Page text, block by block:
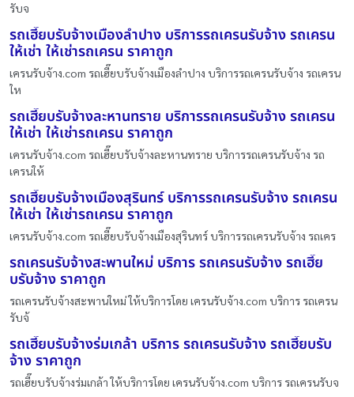
รับจ
รถเฮี๊ยบรับจ้างเมืองลำปาง บริการรถเครนรับจ้าง รถเครน
ให้เช่า ให้เช่ารถเครน ราคาถูก
เครนรับจ้าง.com รถเฮี๊ยบรับจ้างเมืองลำปาง บริการรถเครนรับจ้าง รถเครน
ให
รถเฮี๊ยบรับจ้างละหานทราย บริการรถเครนรับจ้าง รถเครน
ให้เช่า ให้เช่ารถเครน ราคาถูก
เครนรับจ้าง.com รถเฮี๊ยบรับจ้างละหานทราย บริการรถเครนรับจ้าง รถ
เครนให้
รถเฮี๊ยบรับจ้างเมืองสุรินทร์ บริการรถเครนรับจ้าง รถเครน
ให้เช่า ให้เช่ารถเครน ราคาถูก
เครนรับจ้าง.com รถเฮี๊ยบรับจ้างเมืองสุรินทร์ บริการรถเครนรับจ้าง รถเคร
รถเครนรับจ้างสะพานใหม่ บริการ รถเครนรับจ้าง รถเฮี๊ย
บรับจ้าง ราคาถูก
รถเครนรับจ้างสะพานใหม่ ให้บริการโดย เครนรับจ้าง.com บริการ รถเครน
รับจ้
รถเฮี๊ยบรับจ้างร่มเกล้า บริการ รถเครนรับจ้าง รถเฮี๊ยบรับ
จ้าง ราคาถูก
รถเฮี๊ยบรับจ้างร่มเกล้า ให้บริการโดย เครนรับจ้าง.com บริการ รถเครนรับจ